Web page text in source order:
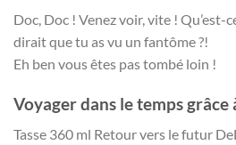
Doc, Doc ! Venez voir, vite ! Qu’est-
dirait que tu as vu un fantôme ?!
Eh ben vous êtes pas tombé loin !
Voyager dans le temps grâce
Tasse 360 ml Retour vers le futur